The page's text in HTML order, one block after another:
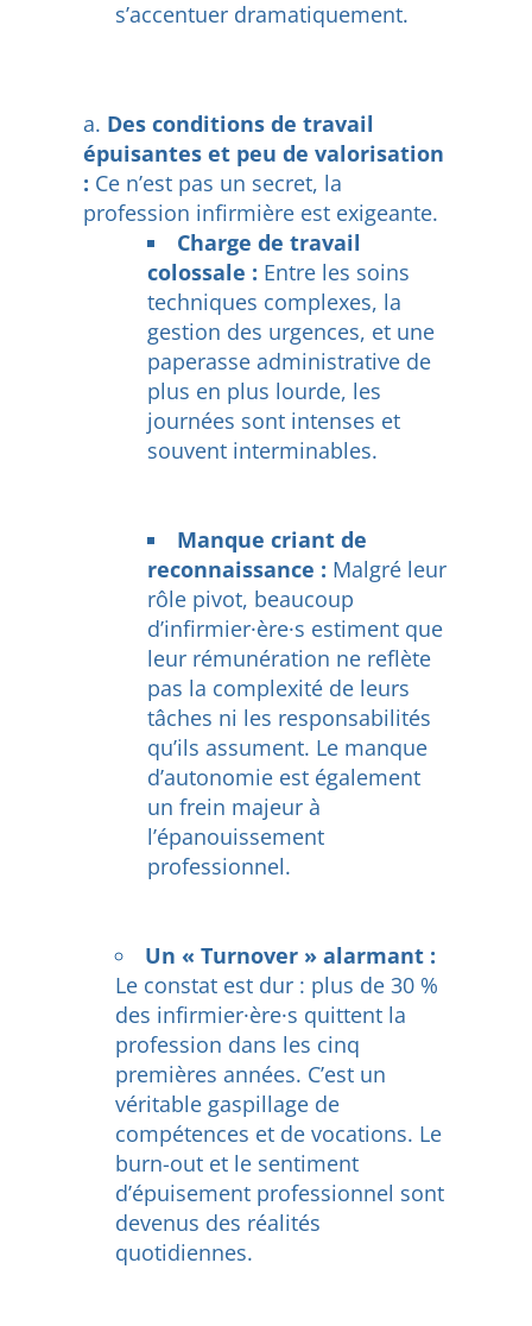
s’accentuer dramatiquement.
Des conditions de travail
épuisantes et peu de valorisation
: Ce n’est pas un secret, la
profession infirmière est exigeante.
Charge de travail
colossale : Entre les soins
techniques complexes, la
gestion des urgences, et une
paperasse administrative de
plus en plus lourde, les
journées sont intenses et
souvent interminables.
Manque criant de
reconnaissance : Malgré leur
rôle pivot, beaucoup
d’infirmier·ère·s estiment que
leur rémunération ne reflète
pas la complexité de leurs
tâches ni les responsabilités
qu’ils assument. Le manque
d’autonomie est également
un frein majeur à
l’épanouissement
professionnel.
Un « Turnover » alarmant :
Le constat est dur : plus de 30 %
des infirmier·ère·s quittent la
profession dans les cinq
premières années. C’est un
véritable gaspillage de
compétences et de vocations. Le
burn-out et le sentiment
d’épuisement professionnel sont
devenus des réalités
quotidiennes.